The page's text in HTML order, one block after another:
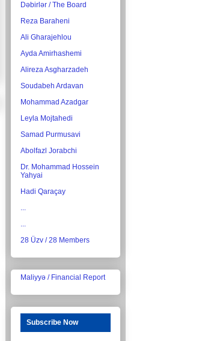
Dəbirlər / The Board
Reza Baraheni
Ali Gharajehlou
Ayda Amirhashemi
Alireza Asgharzadeh
Soudabeh Ardavan
Mohammad Azadgar
Leyla Mojtahedi
Samad Purmusavi
Abolfazl Jorabchi
Dr. Mohammad Hossein
Yahyai
Hadi Qaraçay
...
...
28 Üzv / 28 Members
Maliyyə / Financial Report
Subscribe Now